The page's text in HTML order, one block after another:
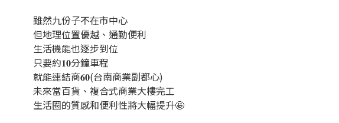
雖然九份子不在市中心
但地理位置優越、通勤便利
生活機能也逐步到位
只要約𝟏𝟎分鐘車程
就能連結商𝟔𝟎(台南商業副都心)
未來當百貨、複合式商業大樓完工
生活圈的質感和便利性將大幅提升🤩